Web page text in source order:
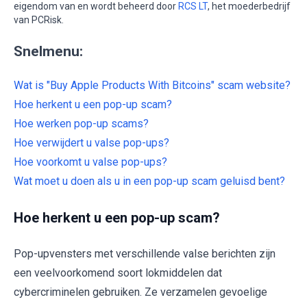
eigendom van en wordt beheerd door RCS LT, het moederbedrijf
van PCRisk.
Snelmenu:
Wat is "Buy Apple Products With Bitcoins" scam website?
Hoe herkent u een pop-up scam?
Hoe werken pop-up scams?
Hoe verwijdert u valse pop-ups?
Hoe voorkomt u valse pop-ups?
Wat moet u doen als u in een pop-up scam geluisd bent?
Hoe herkent u een pop-up scam?
Pop-upvensters met verschillende valse berichten zijn
een veelvoorkomend soort lokmiddelen dat
cybercriminelen gebruiken. Ze verzamelen gevoelige